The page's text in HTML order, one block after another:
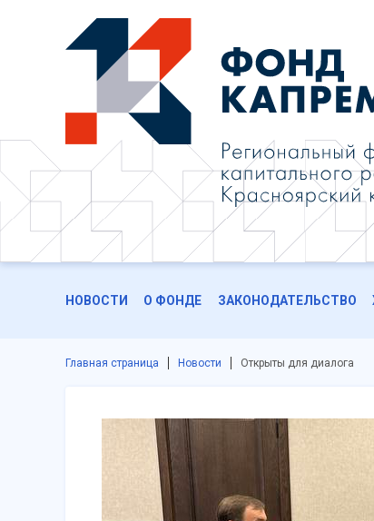
НОВОСТИ О ФОНДЕ ЗАКОНОДАТЕЛЬСТВО
Главная страница Новости Открыты для диалога